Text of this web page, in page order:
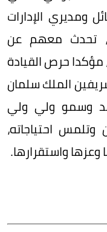
ومديري الإدارات
تحدث معهم عن
حرص القيادة
الملك سلمان
وسمو ولي ولي
احتياجاته،
وعزها واستقرارها.